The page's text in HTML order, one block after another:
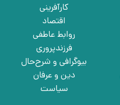
کارآفرینی
اقتصاد
روابط عاطفی
فرزندپروری
بیوگرافی و شرح‌حال
دین و عرفان
سیاست